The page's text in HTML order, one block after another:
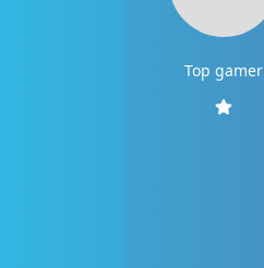
Top gamer